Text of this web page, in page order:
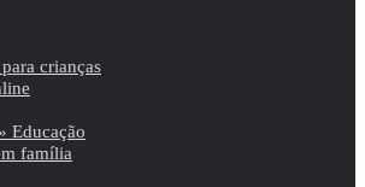
crianças
Educação
família